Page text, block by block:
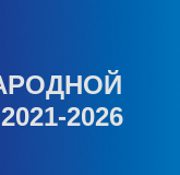
2026